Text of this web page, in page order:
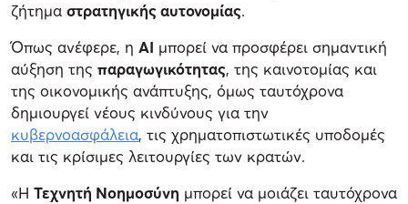
ζήτημα στρατηγικής αυτονομίας.
Όπως ανέφερε, η AI μπορεί να προσφέρει σημαντική
αύξηση της παραγωγικότητας, της καινοτομίας και
της οικονομικής ανάπτυξης, όμως ταυτόχρονα
δημιουργεί νέους κινδύνους για την
κυβερνοασφάλεια, τις χρηματοπιστωτικές υποδομές
και τις κρίσιμες λειτουργίες των κρατών.
«Η Τεχνητή Νοημοσύνη μπορεί να μοιάζει ταυτόχρονα